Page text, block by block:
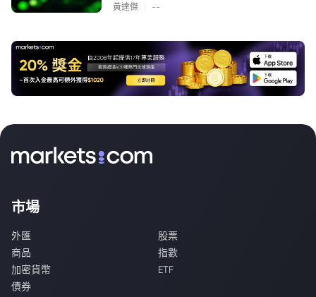
黃達傑 --
市場
外匯
股票
商品
指數
加密貨幣
ETF
債券